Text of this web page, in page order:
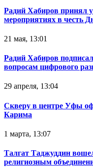
Радий Хабиров принял
мероприятиях в честь
21 мая, 13:01
Радий Хабиров
вопросам цифрового
29 апреля, 13:04
Скверу в центре Уфы
Карима
1 марта, 13:07
Талгат Таджуддин
религиозным